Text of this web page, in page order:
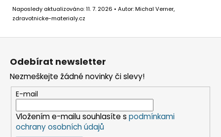
Naposledy aktualizováno: 11. 7. 2026 • Autor: Michal Verner,
zdravotnicke-materialy.cz
Z
Odebírat newsletter
Nezmeškejte žádné novinky či slevy!
E-mail
Vložením e-mailu souhlasíte s podmínkami
ochrany osobních údajů